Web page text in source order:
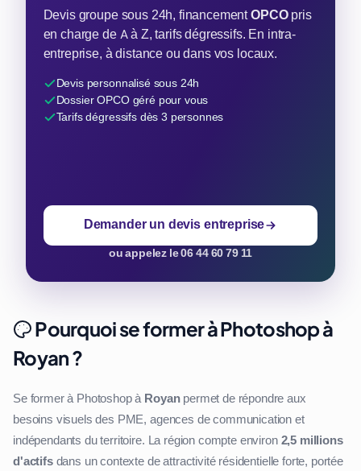
Devis groupe sous 24h, financementOPCOpris
en charge de A à Z, tarifs dégressifs. En intra-
entreprise, à distance ou dans vos locaux.
Devis personnalisé sous 24h
Dossier OPCO géré pour vous
Tarifs dégressifs dès 3 personnes
Demander un devis entreprise
ou appelez le 06 44 60 79 11
Pourquoi se former à Photoshop à
Royan ?
Se former à Photoshop à Royanpermet de répondre aux
besoins visuels des PME, agences de communication et
indépendants du territoire. La région compte environ 2,5 millions
d'actifsdans un contexte de attractivité résidentielle forte, portée